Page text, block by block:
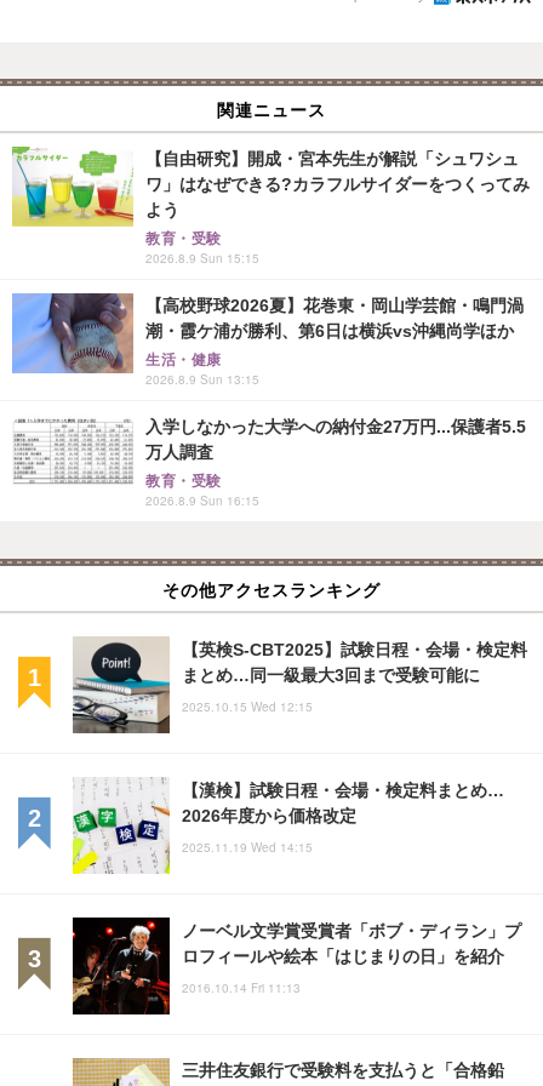
関連ニュース
【自由研究】開成・宮本先生が解説「シュワシュ
ワ」はなぜできる?カラフルサイダーをつくってみ
よう
教育・受験
2026.8.9 Sun 15:15
【高校野球2026夏】花巻東・岡山学芸館・鳴門渦
潮・霞ケ浦が勝利、第6日は横浜vs沖縄尚学ほか
生活・健康
2026.8.9 Sun 13:15
入学しなかった大学への納付金27万円...保護者5.5
万人調査
教育・受験
2026.8.9 Sun 16:15
その他アクセスランキング
【英検S-CBT2025】試験日程・会場・検定料
まとめ…同一級最大3回まで受験可能に
2025.10.15 Wed 12:15
【漢検】試験日程・会場・検定料まとめ…
2026年度から価格改定
2025.11.19 Wed 14:15
ノーベル文学賞受賞者「ボブ・ディラン」プ
ロフィールや絵本「はじまりの日」を紹介
2016.10.14 Fri 11:13
三井住友銀行で受験料を支払うと「合格鉛